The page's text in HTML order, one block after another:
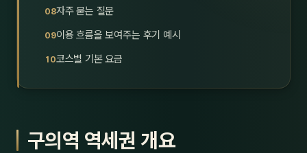
울산
24
자주 묻는 질문
이용 흐름을 보여주는 후기 예시
코스별 기본 요금
구의역 역세권 개요